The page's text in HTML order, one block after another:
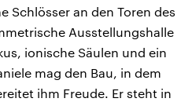
Schlösser an den Toren des
Ausstellungshalle
ionische Säulen und ein
mag den Bau, in dem
ihm Freude. Er steht in